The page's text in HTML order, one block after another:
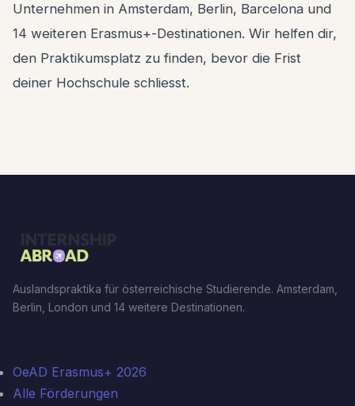
Unternehmen in Amsterdam, Berlin, Barcelona und
14 weiteren Erasmus+-Destinationen. Wir helfen dir,
den Praktikumsplatz zu finden, bevor die Frist
deiner Hochschule schliesst.
Auslandspraktika für österreichische Studierende. Amsterdam,
Berlin, London und 14 weitere Destinationen.
OeAD Erasmus+ 2026
Alle Förderungen